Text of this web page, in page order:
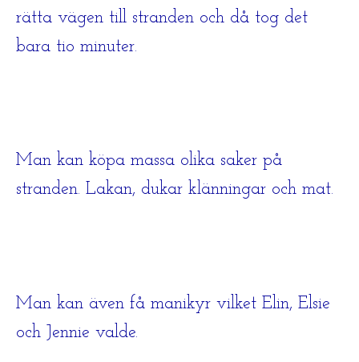
rätta vägen till stranden och då tog det
bara tio minuter.
Man kan köpa massa olika saker på
stranden. Lakan, dukar klänningar och mat.
Man kan även få manikyr vilket Elin, Elsie
och Jennie valde.